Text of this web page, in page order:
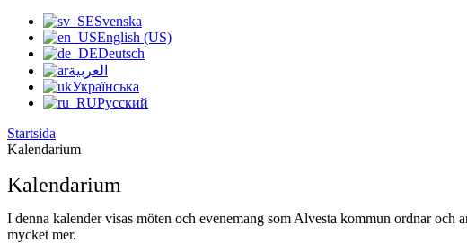
Svenska
English (US)
Deutsch
العربية
Українська
Русский
Startsida
Kalendarium
Kalendarium
I denna kalender visas möten och evenemang som Alvesta kommun ordnar och
mycket mer.